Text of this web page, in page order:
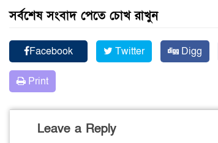
সর্বশেষ সংবাদ পেতে চোখ রাখুন
Facebook Twitter Digg
Print
Leave a Reply